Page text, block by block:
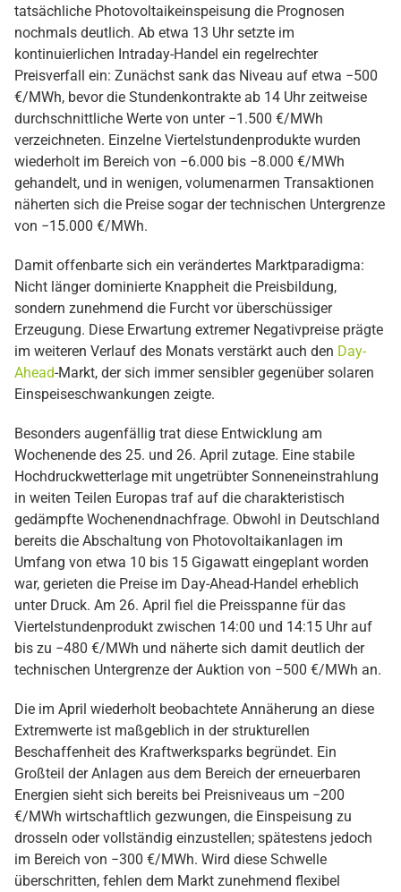
tatsächliche Photovoltaikeinspeisung die Prognosen
nochmals deutlich. Ab etwa 13 Uhr setzte im
kontinuierlichen Intraday-Handel ein regelrechter
Preisverfall ein: Zunächst sank das Niveau auf etwa −500
€/MWh, bevor die Stundenkontrakte ab 14 Uhr zeitweise
durchschnittliche Werte von unter −1.500 €/MWh
verzeichneten. Einzelne Viertelstundenprodukte wurden
wiederholt im Bereich von −6.000 bis −8.000 €/MWh
gehandelt, und in wenigen, volumenarmen Transaktionen
näherten sich die Preise sogar der technischen Untergrenze
von −15.000 €/MWh.
Damit offenbarte sich ein verändertes Marktparadigma:
Nicht länger dominierte Knappheit die Preisbildung,
sondern zunehmend die Furcht vor überschüssiger
Erzeugung. Diese Erwartung extremer Negativpreise prägte
im weiteren Verlauf des Monats verstärkt auch den Day-
Ahead-Markt, der sich immer sensibler gegenüber solaren
Einspeiseschwankungen zeigte.
Besonders augenfällig trat diese Entwicklung am
Wochenende des 25. und 26. April zutage. Eine stabile
Hochdruckwetterlage mit ungetrübter Sonneneinstrahlung
in weiten Teilen Europas traf auf die charakteristisch
gedämpfte Wochenendnachfrage. Obwohl in Deutschland
bereits die Abschaltung von Photovoltaikanlagen im
Umfang von etwa 10 bis 15 Gigawatt eingeplant worden
war, gerieten die Preise im Day-Ahead-Handel erheblich
unter Druck. Am 26. April fiel die Preisspanne für das
Viertelstundenprodukt zwischen 14:00 und 14:15 Uhr auf
bis zu −480 €/MWh und näherte sich damit deutlich der
technischen Untergrenze der Auktion von −500 €/MWh an.
Die im April wiederholt beobachtete Annäherung an diese
Extremwerte ist maßgeblich in der strukturellen
Beschaffenheit des Kraftwerksparks begründet. Ein
Großteil der Anlagen aus dem Bereich der erneuerbaren
Energien sieht sich bereits bei Preisniveaus um −200
€/MWh wirtschaftlich gezwungen, die Einspeisung zu
drosseln oder vollständig einzustellen; spätestens jedoch
im Bereich von −300 €/MWh. Wird diese Schwelle
überschritten, fehlen dem Markt zunehmend flexibel